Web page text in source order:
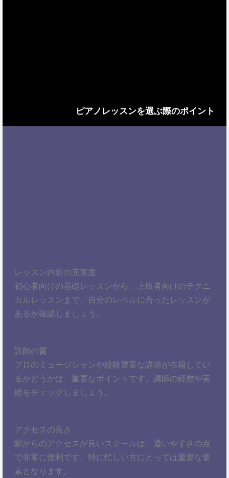
ピアノレッスンを選ぶ際のポイント
レッスン内容の充実度
初心者向けの基礎レッスンから、上級者向けのテクニ
カルレッスンまで、自分のレベルに合ったレッスンが
あるか確認しましょう。
講師の質
プロのミュージシャンや経験豊富な講師が在籍してい
るかどうかは、重要なポイントです。講師の経歴や実
績をチェックしましょう。
アクセスの良さ
駅からのアクセスが良いスクールは、通いやすさの点
で非常に便利です。特に忙しい方にとっては重要な要
素となります。